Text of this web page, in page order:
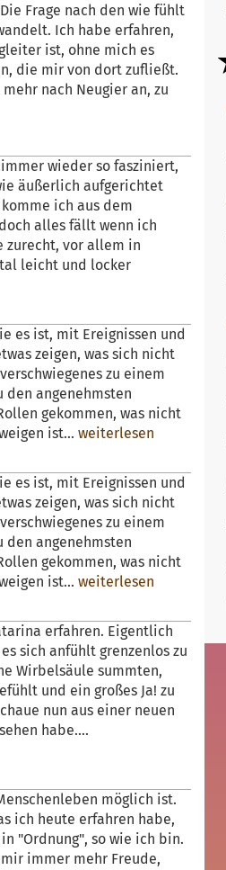
Frage nach den wie fühlt
Ich habe erfahren,
ist, ohne mich es
die mir von dort zufließt.
nach Neugier an, zu
wieder so fasziniert,
äußerlich aufgerichtet
ich aus dem
alles fällt wenn ich
zurecht, vor allem in
leicht und locker
es ist, mit Ereignissen und
zeigen, was sich nicht
zu einem
den angenehmsten
gekommen, was nicht
ist...weiterlesen
es ist, mit Ereignissen und
zeigen, was sich nicht
zu einem
den angenehmsten
gekommen, was nicht
ist...weiterlesen
erfahren. Eigentlich
sich anfühlt grenzenlos zu
Wirbelsäule summten,
und ein großes Ja! zu
nun aus einer neuen
habe....
möglich ist.
ich heute erfahren habe,
"Ordnung", so wie ich bin.
immer mehr Freude,